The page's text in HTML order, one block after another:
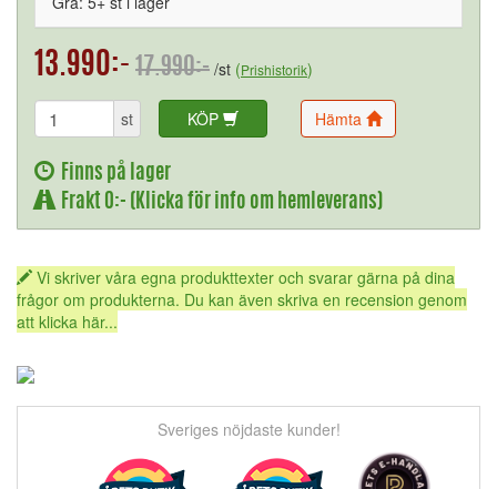
13.990:- 17.990:- /st (Prishistorik)
st KÖP Hämta
Finns på lager
Frakt 0:- (Klicka för info om hemleverans)
Vi skriver våra egna produkttexter och svarar gärna på dina
frågor om produkterna. Du kan även skriva en recension genom
att klicka här...
Sveriges nöjdaste kunder!